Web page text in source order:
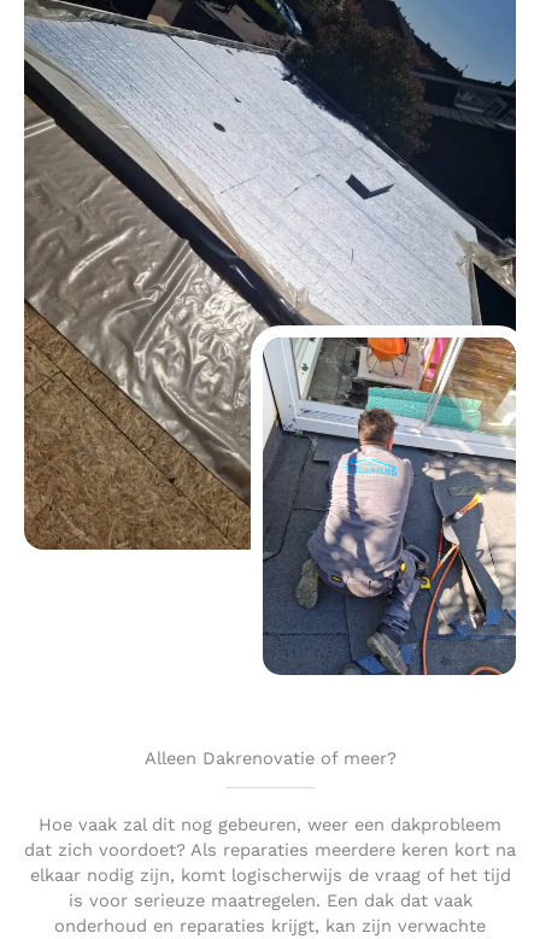
Alleen Dakrenovatie of meer?
Hoe vaak zal dit nog gebeuren, weer een dakprobleem
dat zich voordoet? Als reparaties meerdere keren kort na
elkaar nodig zijn, komt logischerwijs de vraag of het tijd
is voor serieuze maatregelen. Een dak dat vaak
onderhoud en reparaties krijgt, kan zijn verwachte